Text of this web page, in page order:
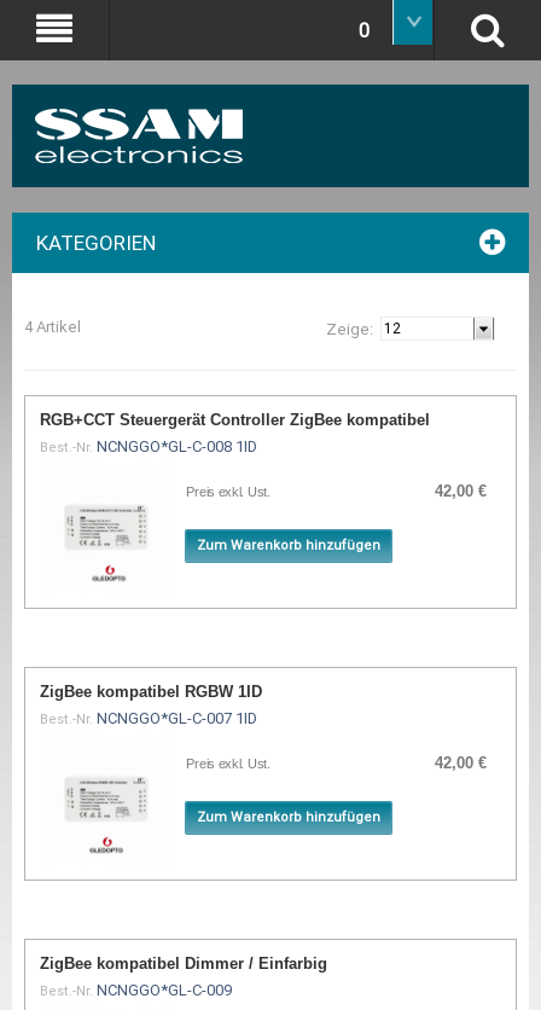
0
KATEGORIEN
4 Artikel Zeige:
RGB+CCT Steuergerät Controller ZigBee kompatibel
Best.-Nr. NCNGGO*GL-C-008 1ID
Preis exkl. Ust. 42,00 €
Zum Warenkorb hinzufügen
ZigBee kompatibel RGBW 1ID
Best.-Nr. NCNGGO*GL-C-007 1ID
Preis exkl. Ust. 42,00 €
Zum Warenkorb hinzufügen
ZigBee kompatibel Dimmer / Einfarbig
Best.-Nr. NCNGGO*GL-C-009